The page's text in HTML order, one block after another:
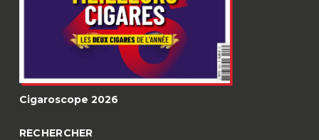
Cigaroscope 2026
RECHERCHER